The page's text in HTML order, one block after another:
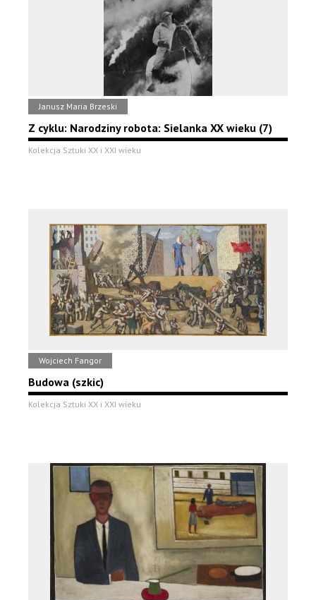
Janusz Maria Brzeski
Z cyklu: Narodziny robota: Sielanka XX wieku (7)
Kolekcja Sztuki XX i XXI wieku
Wojciech Fangor
Budowa (szkic)
Kolekcja Sztuki XX i XXI wieku